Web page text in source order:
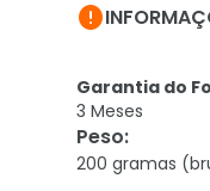

Garantia do
3 Meses
Peso:
200 gramas